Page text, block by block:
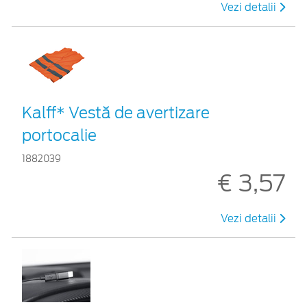
Vezi detalii
Kalff* Vestă de avertizare
portocalie
1882039
€ 3,57
Vezi detalii